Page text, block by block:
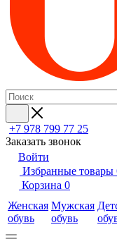
+7 978 799 77 25
Заказать звонок
Войти
Избранные товары
Корзина 0
Женская
обувь
Мужская
обувь